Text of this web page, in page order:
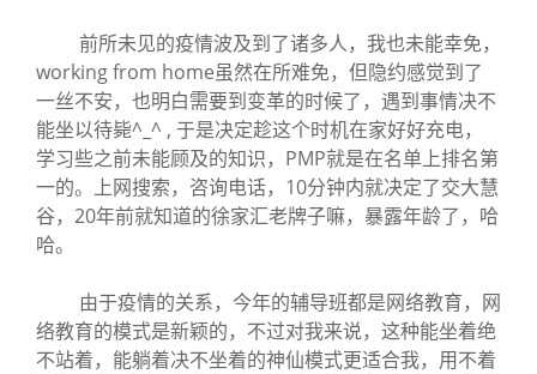
前所未见的疫情波及到了诸多人，我也未能幸免，
working from home虽然在所难免，但隐约感觉到了
一丝不安，也明白需要到变革的时候了，遇到事情决不
能坐以待毙^_^ , 于是决定趁这个时机在家好好充电，
学习些之前未能顾及的知识，PMP就是在名单上排名第
一的。上网搜索，咨询电话，10分钟内就决定了交大慧
谷，20年前就知道的徐家汇老牌子嘛，暴露年龄了，哈
哈。
由于疫情的关系，今年的辅导班都是网络教育，网
络教育的模式是新颖的，不过对我来说，这种能坐着绝
不站着，能躺着决不坐着的神仙模式更适合我，用不着